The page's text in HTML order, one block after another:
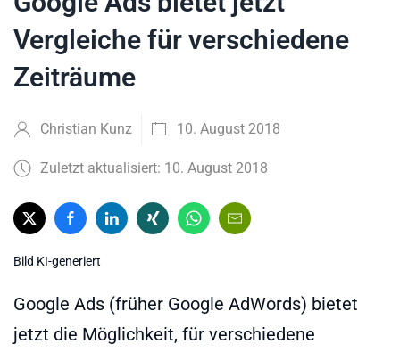
Vergleiche für verschiedene
Zeiträume
Christian Kunz 10. August 2018
Zuletzt aktualisiert: 10. August 2018
Bild KI-generiert
Google Ads (früher Google AdWords) bietet
jetzt die Möglichkeit, für verschiedene